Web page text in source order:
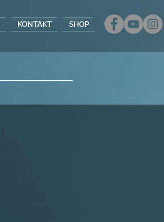
KONTAKT SHOP